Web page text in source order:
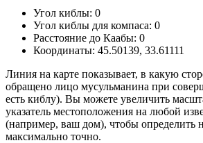
Угол киблы: 0
Угол киблы для компаса: 0
Расстояние до Каабы: 0
Координаты: 45.50139, 33.61111
Линия на карте показывает, в какую
обращено лицо мусульманина при
есть киблу). Вы можете увеличить
указатель местоположения на любой
(например, ваш дом), чтобы определить
максимально точно.